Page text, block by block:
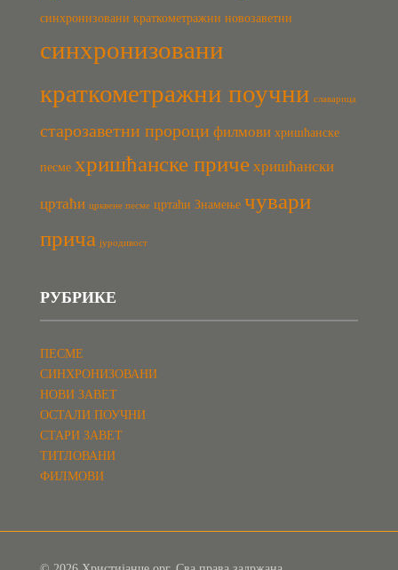
синхронизовани краткометражни новозаветни
синхронизовани
краткометражни поучни славарица
старозаветни пророци филмови хришћанске
песме хришћанске приче хришћански
цртаћи црквене песме цртаћи Знамење чувари
прича јуродивост
РУБРИКЕ
ПЕСМЕ
СИНХРОНИЗОВАНИ
НОВИ ЗАВЕТ
ОСТАЛИ ПОУЧНИ
СТАРИ ЗАВЕТ
ТИТЛОВАНИ
ФИЛМОВИ